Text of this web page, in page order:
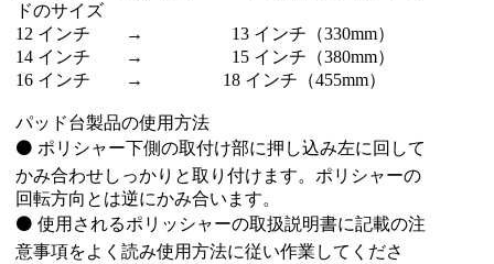
ドのサイズ
12 インチ → 13 インチ（330mm）
14 インチ → 15 インチ（380mm）
16 インチ → 18 インチ（455mm）
パッド台製品の使用方法
⚫ ポリシャー下側の取付け部に押し込み左に回して
かみ合わせしっかりと取り付けます。ポリシャーの
回転方向とは逆にかみ合います。
⚫ 使用されるポリッシャーの取扱説明書に記載の注
意事項をよく読み使用方法に従い作業してくださ